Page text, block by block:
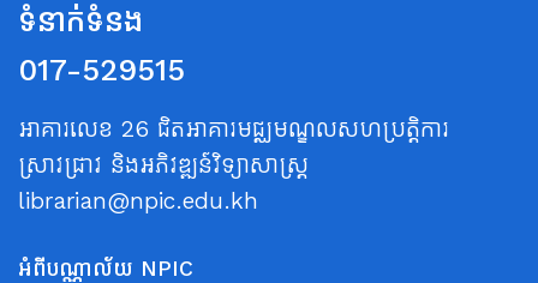
ទំនាក់ទំនង
017-529515
អាគារលេខ 26 ជិតអាគារមជ្ឈមណ្ឌលសហប្រត្តិការ
ស្រាវជ្រាវ និងអភិវឌ្ឍន៍វិទ្យាសាស្ត្រ
librarian@npic.edu.kh
អំពីបណ្ណាល័យ NPIC